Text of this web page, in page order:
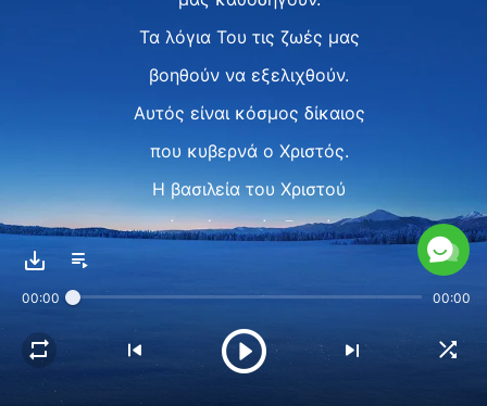
Τα λόγια Του τις ζωές μας
βοηθούν να εξελιχθούν.
Αυτός είναι κόσμος δίκαιος
που κυβερνά ο Χριστός.
Η βασιλεία του Χριστού
είναι ένα σπίτι ζεστό,
Ⅱ
H βασιλεία του Χριστού
είναι το ζεστό μου σπίτι.
00:00 00:00